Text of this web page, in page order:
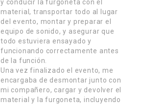
y conducir la furgoneta con el
material, transportar todo al lugar
del evento, montar y preparar el
equipo de sonido, y asegurar que
todo estuviera ensayado y
funcionando correctamente antes
de la función.
Una vez finalizado el evento, me
encargaba de desmontar junto con
mi compañero, cargar y devolver el
material y la furgoneta, incluyendo